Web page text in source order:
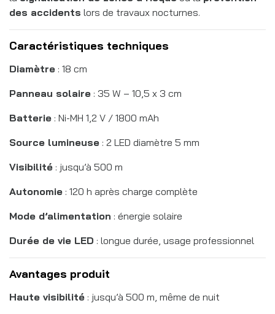
des accidents lors de travaux nocturnes.
Caractéristiques techniques
Diamètre : 18 cm
Panneau solaire : 35 W – 10,5 x 3 cm
Batterie : Ni-MH 1,2 V / 1800 mAh
Source lumineuse : 2 LED diamètre 5 mm
Visibilité : jusqu’à 500 m
Autonomie : 120 h après charge complète
Mode d’alimentation : énergie solaire
Durée de vie LED : longue durée, usage professionnel
Avantages produit
Haute visibilité : jusqu’à 500 m, même de nuit